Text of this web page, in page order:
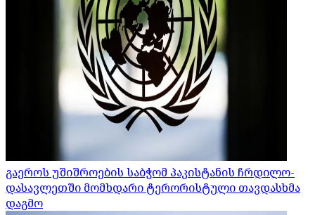
გაეროს უშიშროების საბჭომ პაკისტანის ჩრდილო-
დასავლეთში მომხდარი ტერორისტული თავდასხმა
დაგმო